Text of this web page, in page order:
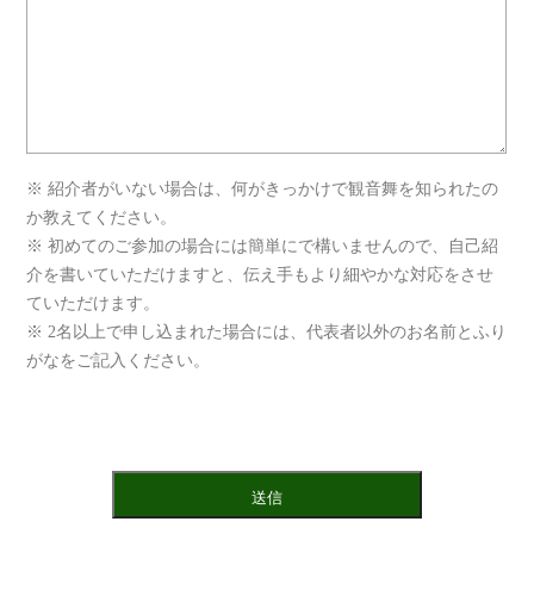
※ 紹介者がいない場合は、何がきっかけで観音舞を知られたの
か教えてください。
※ 初めてのご参加の場合には簡単にで構いませんので、自己紹
介を書いていただけますと、伝え手もより細やかな対応をさせ
ていただけます。
※ 2名以上で申し込まれた場合には、代表者以外のお名前とふり
がなをご記入ください。